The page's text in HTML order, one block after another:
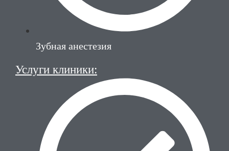
Зубная анестезия
Услуги клиники: